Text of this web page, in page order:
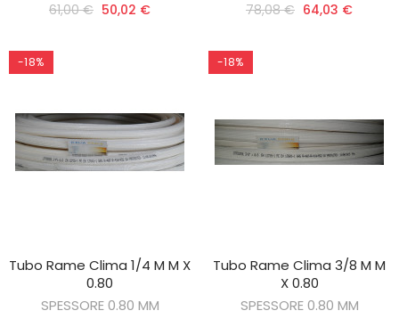
61,00 € 50,02 € 78,08 € 64,03 €
-18%
AGGIUNGI AL CARRELLO
Tubo Rame Clima 1/4 M M X
0.80
SPESSORE 0.80 MM
-18%
AGGIUNGI AL CARRELLO
Tubo Rame Clima 3/8 M M
X 0.80
SPESSORE 0.80 MM